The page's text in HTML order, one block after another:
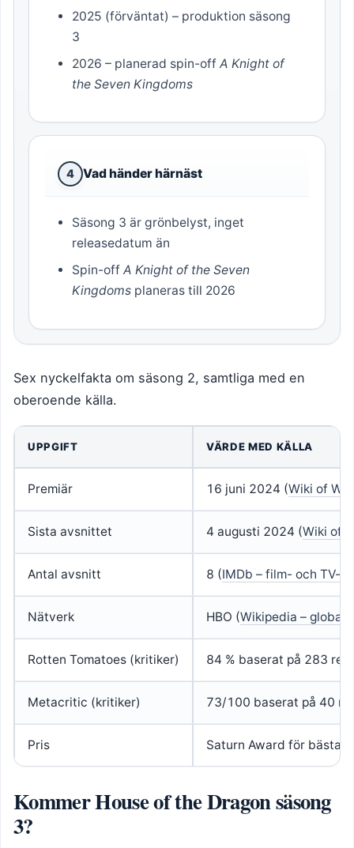
2025 (förväntat) – produktion säsong
3
2026 – planerad spin-offA Knight of
the Seven Kingdoms
4 Vad händer härnäst
Säsong 3 är grönbelyst, inget
releasedatum än
Spin-offA Knight of the Seven
Kingdoms planeras till 2026
Sex nyckelfakta om säsong 2, samtliga med en
oberoende källa.
UPPGIFT VÄRDE MED KÄLLA
Premiär 16 juni 2024 (Wiki of
Sista avsnittet 4 augusti 2024 (Wiki of
Antal avsnitt 8 (IMDb – film- och TV-
Nätverk HBO (Wikipedia – globalt
Rotten Tomatoes (kritiker) 84 % baserat på 283
Metacritic (kritiker) 73/100 baserat på 40
Pris Saturn Award för bästa
Kommer House of the Dragon säsong
3?